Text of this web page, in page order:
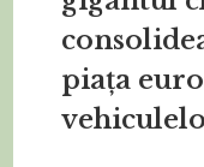
piața